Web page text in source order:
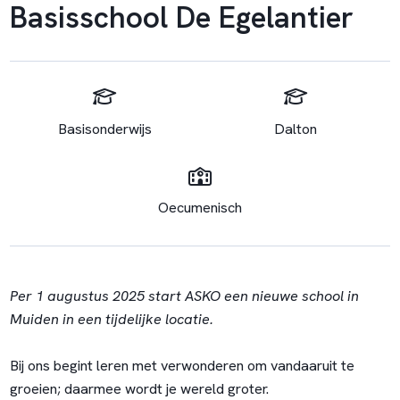
Basisschool De Egelantier
Basisonderwijs Dalton
Oecumenisch
Per 1 augustus 2025 start ASKO een nieuwe school in
Muiden in een tijdelijke locatie.
Bij ons begint leren met verwonderen om vandaaruit te
groeien; daarmee wordt je wereld groter.